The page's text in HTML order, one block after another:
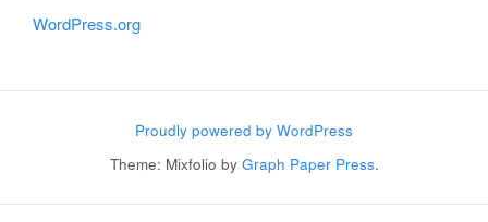
WordPress.org
Proudly powered by WordPress
Theme: Mixfolio by Graph Paper Press.